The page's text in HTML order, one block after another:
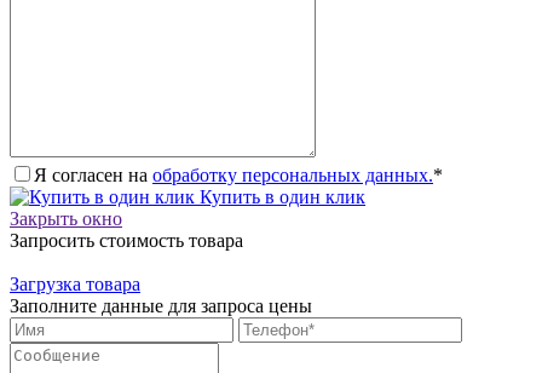
Я согласен на обработку персональных данных.*
Купить в один клик
Закрыть окно
Запросить стоимость товара
Загрузка товара
Заполните данные для запроса цены